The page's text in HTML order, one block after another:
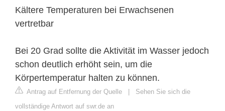
Kältere Temperaturen bei Erwachsenen
vertretbar
Bei 20 Grad sollte die Aktivität im Wasser jedoch
schon deutlich erhöht sein, um die
Körpertemperatur halten zu können.
Antrag auf Entfernung der Quelle
Sehen Sie sich die
vollständige Antwort auf swr.de an